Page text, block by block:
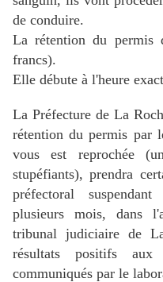
de conduire.
La rétention du permis
francs).
Elle débute à l'heure
La Préfecture de La
rétention du permis par
vous est reprochée
stupéfiants), prendra
préfectoral
plusieurs mois, dans
tribunal judiciaire de
résultats positifs
communiqués par le